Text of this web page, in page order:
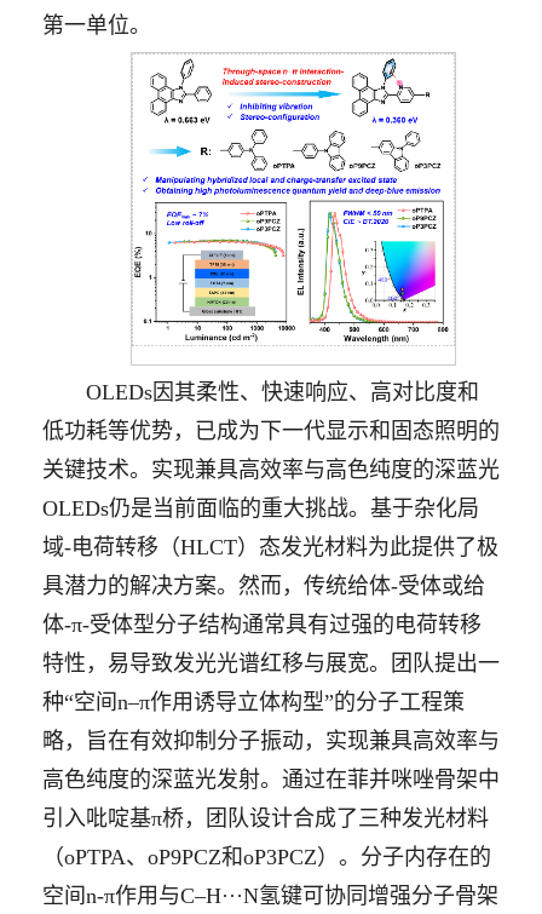
第一单位。
OLEDs因其柔性、快速响应、高对比度和
低功耗等优势，已成为下一代显示和固态照明的
关键技术。实现兼具高效率与高色纯度的深蓝光
OLEDs仍是当前面临的重大挑战。基于杂化局
域-电荷转移（HLCT）态发光材料为此提供了极
具潜力的解决方案。然而，传统给体-受体或给
体-π-受体型分子结构通常具有过强的电荷转移
特性，易导致发光光谱红移与展宽。团队提出一
种“空间n‒π作用诱导立体构型”的分子工程策
略，旨在有效抑制分子振动，实现兼具高效率与
高色纯度的深蓝光发射。通过在菲并咪唑骨架中
引入吡啶基π桥，团队设计合成了三种发光材料
（oPTPA、oP9PCZ和oP3PCZ）。分子内存在的
空间n-π作用与C–H···N氢键可协同增强分子骨架